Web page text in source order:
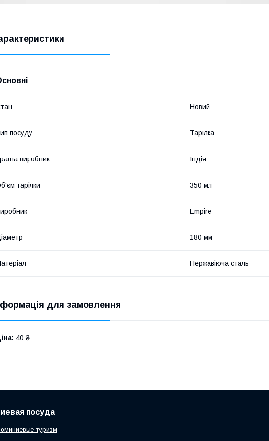
Новий
посуду Тарілка
виробник Індія
тарілки 350 мл
Empire
180 мм
Нержавіюча сталь
для замовлення
40 ₴
посуда
туризм